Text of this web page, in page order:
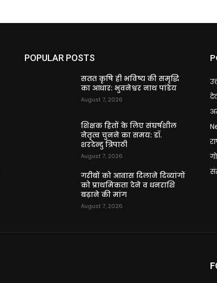
POPULAR POSTS
सतत कृषि ही भविष्य की समृद्धि
का आधार: भुवनेश्वर नाथ पांडेय
August 7, 2026
शिक्षक हितों के लिए संघर्षशील
नेतृत्व चुनने का समय: डॉ.
शरदेन्दु त्रिपाठी
August 7, 2026
गरीबों को आवास दिलाने दिव्यांगों
को प्राथमिकता देने व धनराशि
बढ़ाने की मांग
August 7, 2026